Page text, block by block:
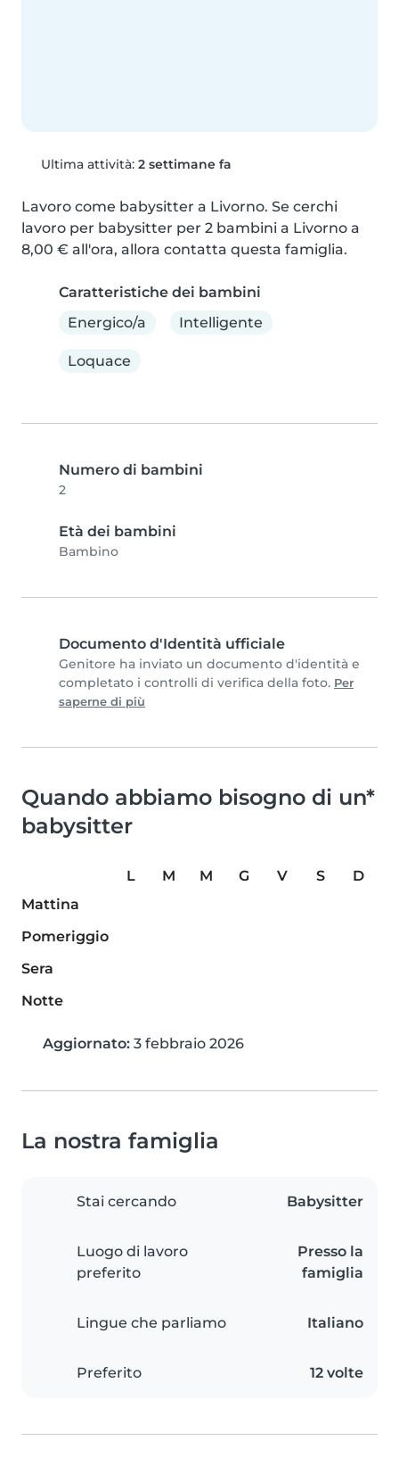
Ultima attività: 2 settimane fa
Lavoro come babysitter a Livorno. Se cerchi
lavoro per babysitter per 2 bambini a Livorno a
8,00 € all'ora, allora contatta questa famiglia.
Caratteristiche dei bambini
Energico/a
Intelligente
Loquace
Numero di bambini
2
Età dei bambini
Bambino
Documento d'Identità ufficiale
Genitore ha inviato un documento d'identità e
completato i controlli di verifica della foto. Per
saperne di più
Quando abbiamo bisogno di un*
babysitter
L M M G V S
D
Mattina
Pomeriggio
Sera
Notte
Aggiornato: 3 febbraio 2026
La nostra famiglia
Stai cercando Babysitter
Luogo di lavoro
preferito
Presso la
famiglia
Lingue che parliamo Italiano
Preferito 12 volte